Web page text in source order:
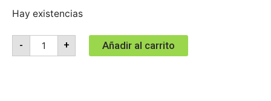
Hay existencias
- + Añadir al carrito